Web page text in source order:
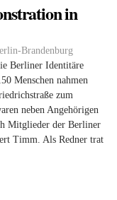
in
Brandenburg
Berliner Identitäre
Menschen nahmen
zum
neben Angehörigen
Mitglieder der Berliner
Timm. Als Redner trat